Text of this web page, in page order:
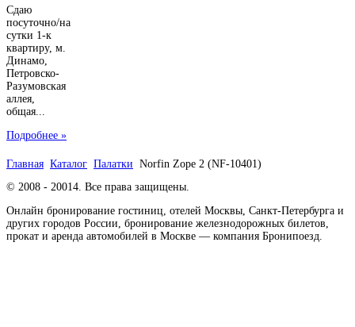
Сдаю
посуточно/на
сутки 1-к
квартиру, м.
Динамо,
Петровско-
Разумовская
аллея,
общая...
Подробнее »
Главная Каталог Палатки Norfin Zope 2 (NF-10401)
© 2008 - 20014. Все права защищены.
Онлайн бронирование гостиниц, отелей Москвы, Санкт-Петербурга и
других городов России, бронирование железнодорожных билетов,
прокат и аренда автомобилей в Москве — компания Бронипоезд.